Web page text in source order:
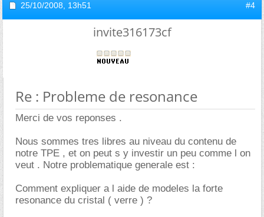
25/10/2008, 13h51 #4
invite316173cf
Re : Probleme de resonance
Merci de vos reponses .
Nous sommes tres libres au niveau du contenu de
notre TPE , et on peut s y investir un peu comme l on
veut . Notre problematique generale est :
Comment expliquer a l aide de modeles la forte
resonance du cristal ( verre ) ?